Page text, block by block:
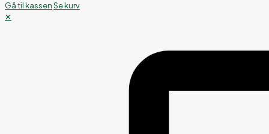
Gå til kassenSe kurv
✕